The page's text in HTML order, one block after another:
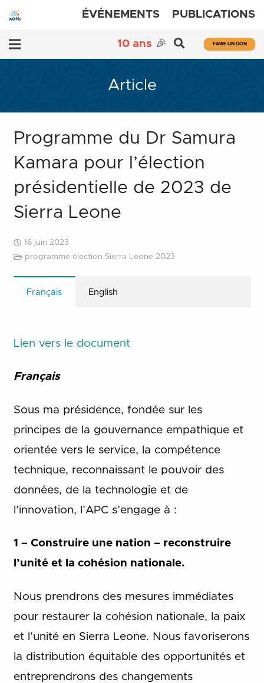
ÉVÉNEMENTS PUBLICATIONS
10 ans 🎉 FAIRE UN DON
Article
Programme du Dr Samura
Kamara pour l’élection
présidentielle de 2023 de
Sierra Leone
16 juin 2023
programme élection Sierra Leone 2023
Français English
Lien vers le document
Français
Sous ma présidence, fondée sur les
principes de la gouvernance empathique et
orientée vers le service, la compétence
technique, reconnaissant le pouvoir des
données, de la technologie et de
l’innovation, l’APC s’engage à :
1 – Construire une nation – reconstruire
l’unité et la cohésion nationale.
Nous prendrons des mesures immédiates
pour restaurer la cohésion nationale, la paix
et l’unité en Sierra Leone. Nous favoriserons
la distribution équitable des opportunités et
entreprendrons des changements